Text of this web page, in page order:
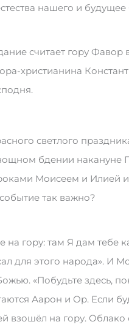
нашего и
считает гору Фавор
христианина
светлого
бдении накануне
Моисеем и Илией
так важно?
на го­ру: там Я дам те­бе
для это­го на­ро­да». И
«По­будь­те здесь,
Аа­рон и Ор. Ес­ли
взо­шёл на го­ру. Об­ла­ко